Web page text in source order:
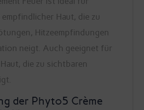
Haut, die zu
Hitzeempfindungen
neigt. Auch geeignet für
die zu sichtbaren
der Phyto5 Crème